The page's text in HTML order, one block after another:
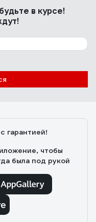
в курсе!
гарантией!
чтобы
была под рукой